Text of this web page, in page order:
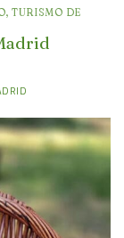
,TURISMO DE